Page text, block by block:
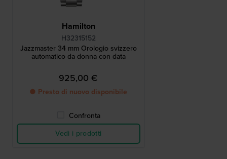
Hamilton
H32315152
Jazzmaster 34 mm Orologio svizzero
automatico da donna con data
925,00 €
● Presto di nuovo disponibile
Confronta
Vedi i prodotti